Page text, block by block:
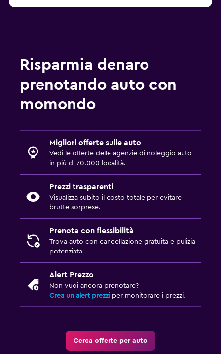
Risparmia denaro
prenotando auto con
momondo
Migliori offerte sulle auto
Vedi le offerte delle agenzie di noleggio auto
in più di 70.000 località.
Prezzi trasparenti
Visualizza subito il costo totale per evitare
brutte sorprese.
Prenota con flessibilità
Trova auto con cancellazione gratuita e pulizia
potenziata.
Alert Prezzo
Non vuoi ancora prenotare?
Crea un alert prezzi per monitorare i prezzi.
Cerca offerte per auto